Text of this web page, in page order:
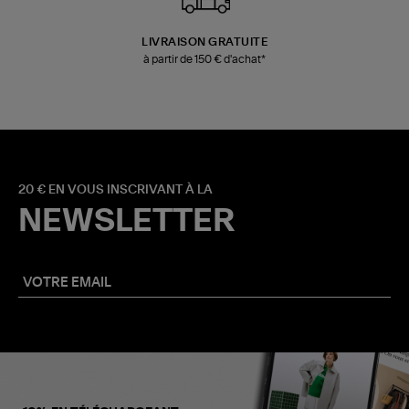
LIVRAISON GRATUITE
à partir de 150 € d'achat*
20 € EN VOUS INSCRIVANT À LA
NEWSLETTER